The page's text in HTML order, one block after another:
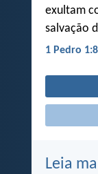
exultam
salvação
1 Pedro
Leia